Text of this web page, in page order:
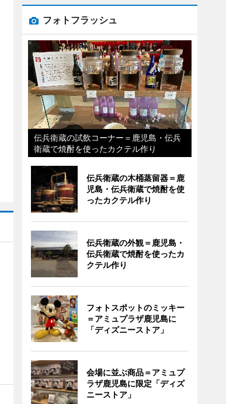
フォトフラッシュ
伝兵衛蔵の試飲コーナー＝鹿児島・伝兵
衛蔵で焼酎を使ったカクテル作り
伝兵衛蔵の木桶蒸留器＝鹿
児島・伝兵衛蔵で焼酎を使
ったカクテル作り
伝兵衛蔵の外観＝鹿児島・
伝兵衛蔵で焼酎を使ったカ
クテル作り
フォトスポットのミッキー
＝アミュプラザ鹿児島に
「ディズニーストア」
会場に並ぶ商品＝アミュプ
ラザ鹿児島に限定「ディズ
ニーストア」